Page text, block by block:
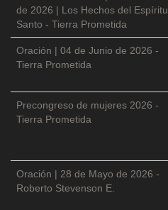
de 2026 | Los Hechos del Espíritu
Santo - Tierra Prometida
Oración | 04 de Junio de 2026 -
Tierra Prometida
Precongreso de mujeres 2026 -
Tierra Prometida
Oración | 28 de Mayo de 2026 -
Roberto Stevenson E.